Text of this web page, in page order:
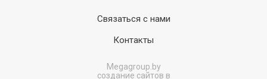
Связаться с нами
Контакты
Megagroup.by
создание сайтов в